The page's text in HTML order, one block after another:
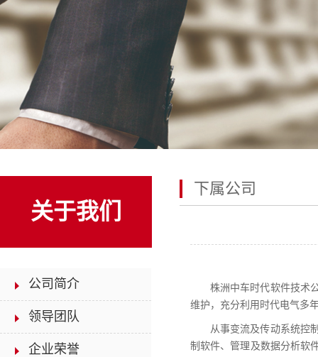
关于我们
公司简介
领导团队
企业荣誉
下属公司
株洲中车时代软件技术
维护，充分利用时代电气多
从事变流及传动系统控
制软件、管理及数据分析软